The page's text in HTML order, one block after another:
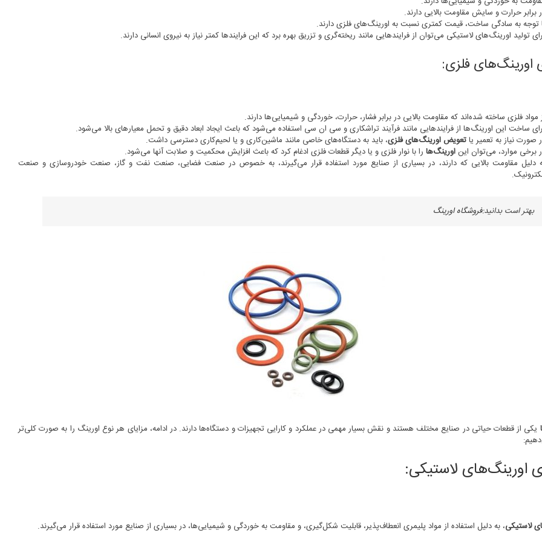
برابر حرارت و سایش مقاومت بالایی دارند.
توجه به سادگی ساخت، قیمت کمتری نسبت به اورینگ‌های فلزی دارند.
تولید اورینگ‌های لاستیکی می‌توان از فرایندهایی مانند ریخته‌گری و تزریق بهره برد که این فرایندها کمتر نیاز به نیروی انسانی دارند.
اورینگ‌های فلزی:
مواد فلزی ساخته شده‌اند که مقاومت بالایی در برابر فشار، حرارت، خوردگی و شیمیایی‌ها دارند.
ساخت این اورینگ‌ها از فرایندهایی مانند فرآیند تراشکاری و سی ان سی استفاده می‌شود که باعث ایجاد ابعاد دقیق و تحمل معیارهای بالا می‌شود.
صورت نیاز به تعمیر یاتعویض اورینگ‌های فلزی، باید به دستگاه‌های خاصی مانند ماشین‌کاری و یا لحیم‌کاری دسترسی داشت.
برخی موارد، می‌توان ایناورینگ‌ها را با نوار فلزی و یا دیگر قطعات فلزی ادغام کرد که باعث افزایش محکمیت و صلابت آنها می‌شود.
دلیل مقاومت بالایی که دارند، در بسیاری از صنایع مورد استفاده قرار می‌گیرند، به خصوص در صنعت فضایی، صنعت نفت و گاز، صنعت خودروسازی و صنعت
بهتر است بدانید:فروشگاه اورینگ
یکی از قطعات حیاتی در صنایع مختلف هستند و نقش بسیار مهمی در عملکرد و کارایی تجهیزات و دستگاه‌ها دارند. در ادامه، مزایای هر نوع اورینگ را به صورت کلی‌تر
اورینگ‌های لاستیکی:
لاستیکی، به دلیل استفاده از مواد پلیمری انعطاف‌پذیر، قابلیت شکل‌گیری، و مقاومت به خوردگی و شیمیایی‌ها، در بسیاری از صنایع مورد استفاده قرار می‌گیرند.